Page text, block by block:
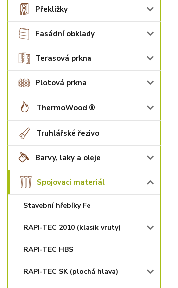
Překližky
Fasádní obklady
Terasová prkna
Plotová prkna
ThermoWood ®
Truhlářské řezivo
Barvy, laky a oleje
Spojovací materiál
Stavební hřebíky Fe
RAPI-TEC 2010 (klasik vruty)
RAPI-TEC HBS
RAPI-TEC SK (plochá hlava)